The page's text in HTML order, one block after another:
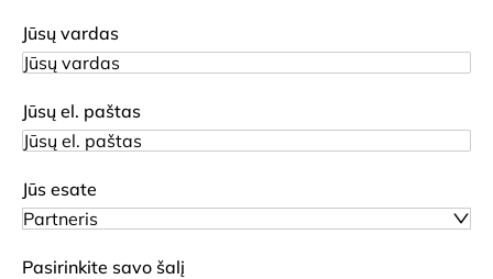
Jūsų vardas
Jūsų el. paštas
Jūs esate
Partneris
Pasirinkite savo šalį